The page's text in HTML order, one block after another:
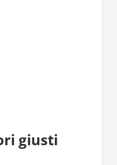
giusti